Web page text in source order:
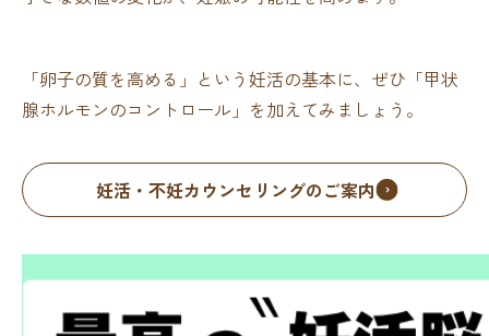
「卵子の質を高める」という妊活の基本に、ぜひ「甲状
腺ホルモンのコントロール」を加えてみましょう。
妊活・不妊カウンセリングのご案内